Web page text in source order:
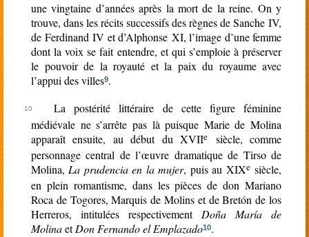
une vingtaine d’années après la mort de la reine. On y
trouve, dans les récits successifs des règnes de Sanche IV,
de Ferdinand IV et d’Alphonse XI, l’image d’une femme
dont la voix se fait entendre, et qui s’emploie à préserver
le pouvoir de la royauté et la paix du royaume avec
l’appui des villes9.
La postérité littéraire de cette figure féminine
médiévale ne s’arrête pas là puisque Marie de Molina
apparaît ensuite, au début du XVIIe siècle, comme
personnage central de l’œuvre dramatique de Tirso de
Molina,La prudencia en la mujer, puis au XIXesiècle,
en plein romantisme, dans les pièces de don Mariano
Roca de Togores, Marquis de Molins et de Bretón de los
Herreros, intitulées respectivement Doña María de
MolinaetDon Fernando el Emplazado10.